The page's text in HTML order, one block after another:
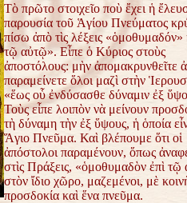
Τὸ πρῶτο στοιχεῖο ποὺ ἔχει ἡ
παρουσία τοῦ Ἁγίου Πνεύματος
πίσω ἀπὸ τὶς λέξεις «ὁμοθυμαδόν»
τῷ αὐτῷ». Εἶπε ὁ Κύριος στοὺς
ἀποστόλους: μὴν ἀπομακρυνθεῖτε
παραμείνετε ὅλοι μαζὶ στὴν
«ἕως οὗ ἐνδύσασθε δύναμιν ἐξ
Τοὺς εἶπε λοιπὸν νὰ μείνουν
τὴ δύναμη τὴν ἐξ ὕψους, ἡ ὁποία
Ἅγιο Πνεῦμα. Καὶ βλέπουμε ὅτι οἱ
ἀπόστολοι παραμένουν, ὅπως
στὶς Πράξεις, «ὁμοθυμαδὸν ἐπὶ τῷ
στὸν ἴδιο χῶρο, μαζεμένοι, μὲ
προσδοκία καὶ ἕνα πνεῦμα.